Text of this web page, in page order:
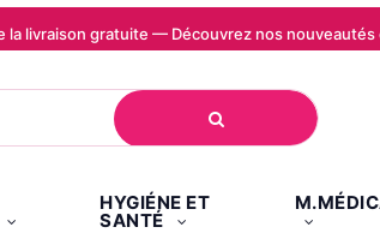
la livraison gratuite — Découvrez nos
HYGIÉNE ET
SANTÉ